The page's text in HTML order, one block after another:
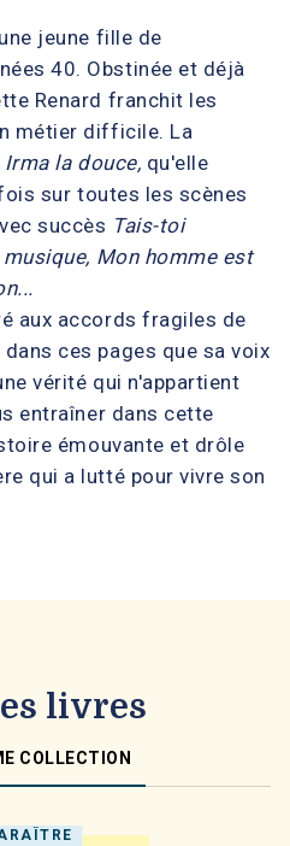
jeune fille de
40. Obstinée et déjà
Renard franchit les
métier difficile. La
Irma la douce, qu'elle
sur toutes les scènes
succès Tais-toi
Mon homme est
aux accords fragiles de
ces pages que sa voix
vérité qui n'appartient
entraîner dans cette
émouvante et drôle
qui a lutté pour vivre son
livres
COLLECTION